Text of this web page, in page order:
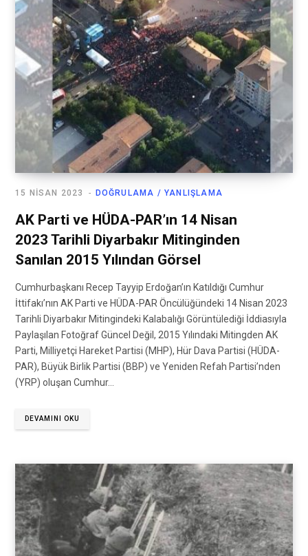
DOĞRULAMA / YANLIŞLAMA
15 NISAN 2023
AK Parti ve HÜDA-PAR’ın 14 Nisan
2023 Tarihli Diyarbakır Mitinginden
Sanılan 2015 Yılından Görsel
Cumhurbaşkanı Recep Tayyip Erdoğan’ın Katıldığı Cumhur
İttifakı’nın AK Parti ve HÜDA-PAR Öncülüğündeki 14 Nisan 2023
Tarihli Diyarbakır Mitingindeki Kalabalığı Görüntülediği İddiasıyla
Paylaşılan Fotoğraf Güncel Değil, 2015 Yılındaki Mitingden AK
Parti, Milliyetçi Hareket Partisi (MHP), Hür Dava Partisi (HÜDA-
PAR), Büyük Birlik Partisi (BBP) ve Yeniden Refah Partisi’nden
(YRP) oluşan Cumhur…
DEVAMINI OKU